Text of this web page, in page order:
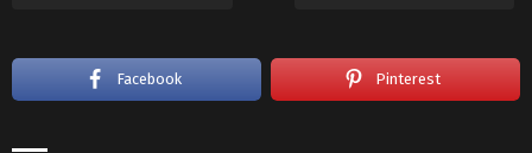
Facebook Pinterest